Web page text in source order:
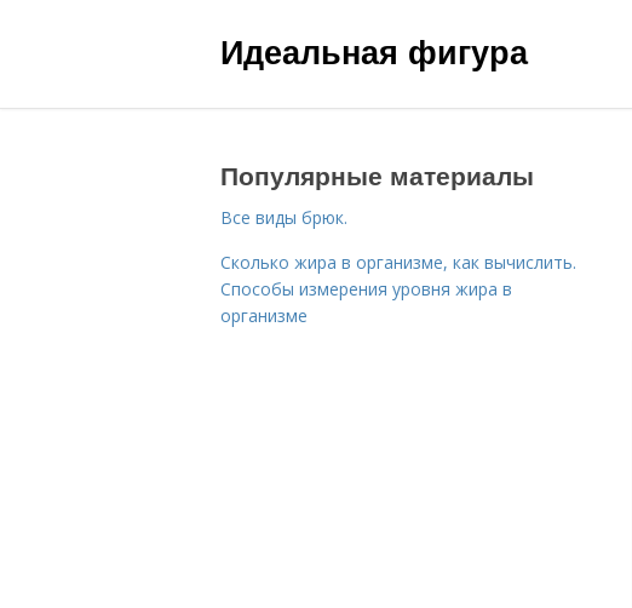
Идеальная фигура
Популярные материалы
Все виды брюк.
Сколько жира в организме, как вычислить.
Способы измерения уровня жира в
организме